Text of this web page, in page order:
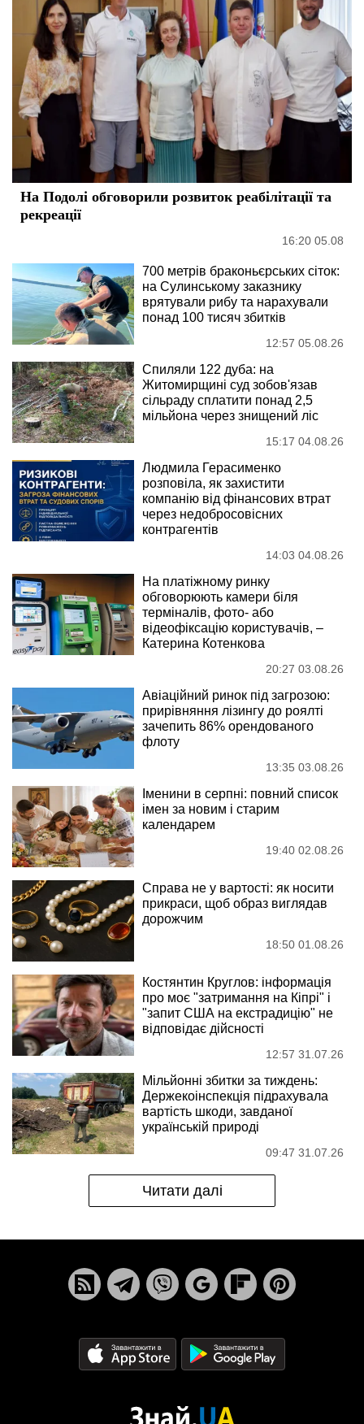
На Подолі обговорили розвиток реабілітації та
рекреації
16:20 05.08
700 метрів браконьєрських сіток:
на Сулинському заказнику
врятували рибу та нарахували
понад 100 тисяч збитків
12:57 05.08.26
Спиляли 122 дуба: на
Житомирщині суд зобов'язав
сільраду сплатити понад 2,5
мільйона через знищений ліс
15:17 04.08.26
Людмила Герасименко
розповіла, як захистити
компанію від фінансових втрат
через недобросовісних
контрагентів
14:03 04.08.26
На платіжному ринку
обговорюють камери біля
терміналів, фото- або
відеофіксацію користувачів, –
Катерина Котенкова
20:27 03.08.26
Авіаційний ринок під загрозою:
прирівняння лізингу до роялті
зачепить 86% орендованого
флоту
13:35 03.08.26
Іменини в серпні: повний список
імен за новим і старим
календарем
19:40 02.08.26
Справа не у вартості: як носити
прикраси, щоб образ виглядав
дорожчим
18:50 01.08.26
Костянтин Круглов: інформація
про моє "затримання на Кіпрі" і
"запит США на екстрадицію" не
відповідає дійсності
12:57 31.07.26
Мільйонні збитки за тиждень:
Держекоінспекція підрахувала
вартість шкоди, завданої
українській природі
09:47 31.07.26
Читати далі